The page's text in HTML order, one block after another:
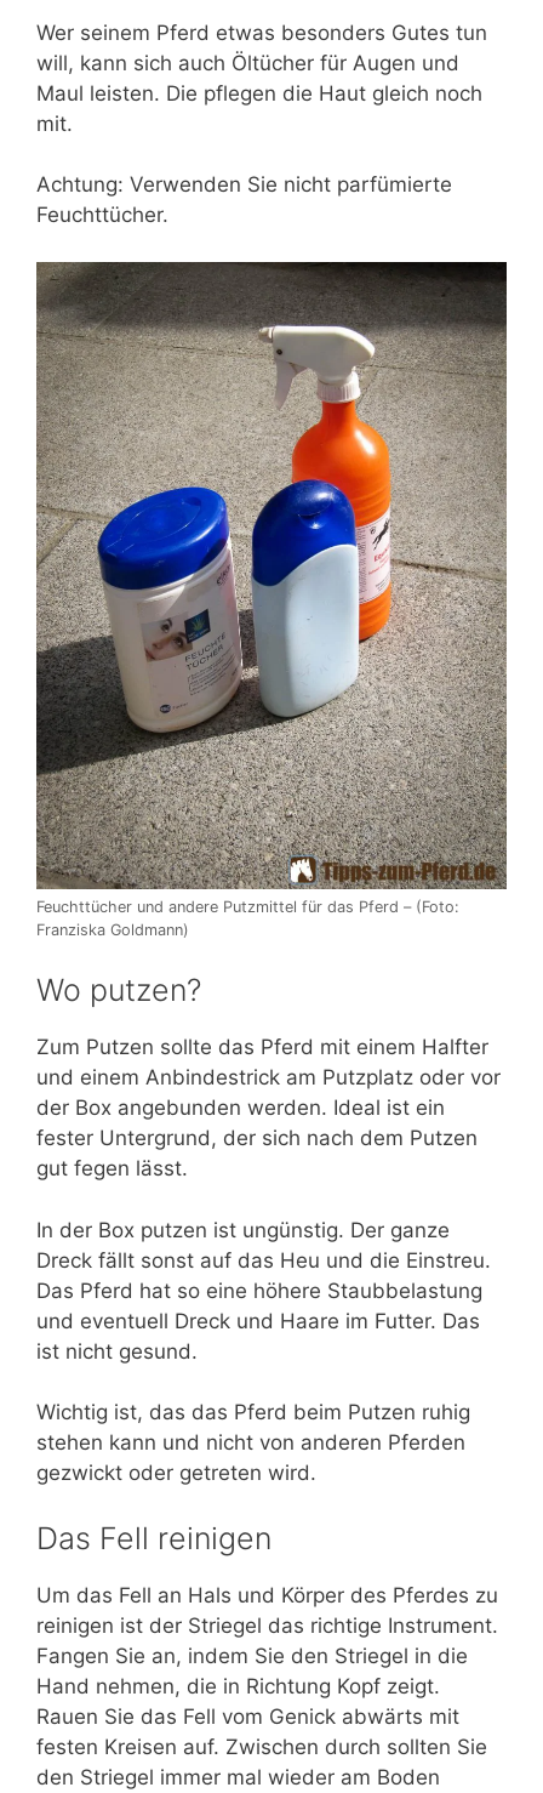
Wer seinem Pferd etwas besonders Gutes tun
will, kann sich auch Öltücher für Augen und
Maul leisten. Die pflegen die Haut gleich noch
mit.
Achtung: Verwenden Sie nicht parfümierte
Feuchttücher.
Feuchttücher und andere Putzmittel für das Pferd – (Foto:
Franziska Goldmann)
Wo putzen?
Zum Putzen sollte das Pferd mit einem Halfter
und einem Anbindestrick am Putzplatz oder vor
der Box angebunden werden. Ideal ist ein
fester Untergrund, der sich nach dem Putzen
gut fegen lässt.
In der Box putzen ist ungünstig. Der ganze
Dreck fällt sonst auf das Heu und die Einstreu.
Das Pferd hat so eine höhere Staubbelastung
und eventuell Dreck und Haare im Futter. Das
ist nicht gesund.
Wichtig ist, das das Pferd beim Putzen ruhig
stehen kann und nicht von anderen Pferden
gezwickt oder getreten wird.
Das Fell reinigen
Um das Fell an Hals und Körper des Pferdes zu
reinigen ist der Striegel das richtige Instrument.
Fangen Sie an, indem Sie den Striegel in die
Hand nehmen, die in Richtung Kopf zeigt.
Rauen Sie das Fell vom Genick abwärts mit
festen Kreisen auf. Zwischen durch sollten Sie
den Striegel immer mal wieder am Boden